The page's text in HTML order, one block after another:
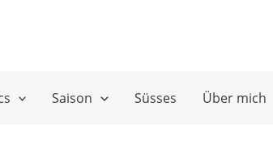
Saison Süsses Über mich